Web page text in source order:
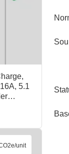
5.1
unit